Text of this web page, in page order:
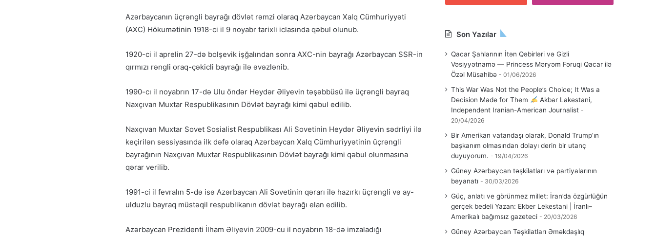
Azərbaycanın üçrəngli bayrağı dövlət rəmzi olaraq Azərbaycan Xalq Cümhuriyyəti
(AXC) Hökumətinin 1918-ci il 9 noyabr tarixli iclasında qəbul olunub.
1920-ci il aprelin 27-də bolşevik işğalından sonra AXC-nin bayrağı Azərbaycan SSR-in
qırmızı rəngli oraq-çəkicli bayrağı ilə əvəzlənib.
1990-cı il noyabrın 17-də Ulu öndər Heydər Əliyevin təşəbbüsü ilə üçrəngli bayraq
Naxçıvan Muxtar Respublikasının Dövlət bayrağı kimi qəbul edilib.
Naxçıvan Muxtar Sovet Sosialist Respublikası Ali Sovetinin Heydər Əliyevin sədrliyi ilə
keçirilən sessiyasında ilk dəfə olaraq Azərbaycan Xalq Cümhuriyyətinin üçrəngli
bayrağının Naxçıvan Muxtar Respublikasının Dövlət bayrağı kimi qəbul olunmasına
qərar verilib.
1991-ci il fevralın 5-də isə Azərbaycan Ali Sovetinin qərarı ilə hazırkı üçrəngli və ay-
ulduzlu bayraq müstəqil respublikanın dövlət bayrağı elan edilib.
Azərbaycan Prezidenti İlham Əliyevin 2009-cu il noyabrın 18-də imzaladığı
Son Yazılar
Qacar Şahlarının İtən Qəbirləri və Gizli
Vəsiyyətnamə — Princess Məryəm Fəruqi Qacar ilə
Özəl Müsahibə
01/06/2026
This War Was Not the People’s Choice; It Was a
Decision Made for Them
Akbar Lakestani,
Independent Iranian-American Journalist
20/04/2026
Bir Amerikan vatandaşı olarak, Donald Trump’ın
başkanım olmasından dolayı derin bir utanç
duyuyorum.
19/04/2026
Güney Azərbaycan təşkilatları və partiyalarının
bəyanatı
30/03/2026
Güç, anlatı ve görünmez millet: İran’da özgürlüğün
gerçek bedeli Yazan: Ekber Lekestani | İranlı–
Amerikalı bağımsız gazeteci
20/03/2026
Güney Azərbaycan Təşkilatları Əməkdaşlıq